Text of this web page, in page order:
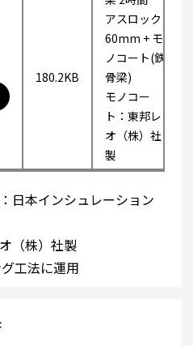
180.2KB
アスロック
60mm + モ
ノコート(鉄
骨梁)
モノコー
ト：東邦レ
オ（株）社
製
日本インシュレーション
（株）社製
工法に運用